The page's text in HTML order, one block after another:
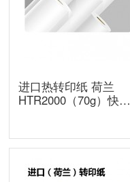
进口热转印纸 荷兰
HTR2000（70g）快印